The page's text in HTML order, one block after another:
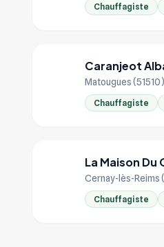
Chauffagiste
Caranjeot
Matougues (51510)
Chauffagiste
La Maison Du
Cernay-lès-Reims
Chauffagiste